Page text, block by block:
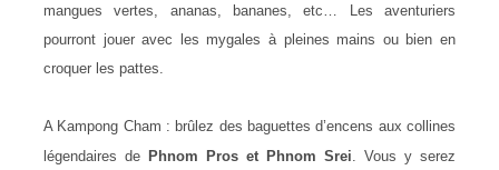
mangues vertes, ananas, bananes, etc… Les aventuriers
pourront jouer avec les mygales à pleines mains ou bien en
croquer les pattes.
A Kampong Cham : brûlez des baguettes d’encens aux collines
légendaires de Phnom Pros et Phnom Srei. Vous y serez